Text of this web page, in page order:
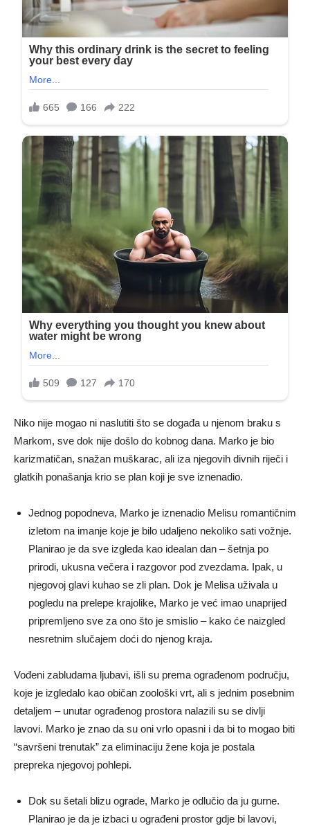
Niko nije mogao ni naslutiti što se događa u njenom braku s
Markom, sve dok nije došlo do kobnog dana. Marko je bio
karizmatičan, snažan muškarac, ali iza njegovih divnih riječi i
glatkih ponašanja krio se plan koji je sve iznenadio.
Jednog popodneva, Marko je iznenadio Melisu romantičnim
izletom na imanje koje je bilo udaljeno nekoliko sati vožnje.
Planirao je da sve izgleda kao idealan dan – šetnja po
prirodi, ukusna večera i razgovor pod zvezdama. Ipak, u
njegovoj glavi kuhao se zli plan. Dok je Melisa uživala u
pogledu na prelepe krajolike, Marko je već imao unaprijed
pripremljeno sve za ono što je smislio – kako će naizgled
nesretnim slučajem doći do njenog kraja.
Vođeni zabludama ljubavi, išli su prema ograđenom području,
koje je izgledalo kao običan zoološki vrt, ali s jednim posebnim
detaljem – unutar ograđenog prostora nalazili su se divlji
lavovi. Marko je znao da su oni vrlo opasni i da bi to mogao biti
“savršeni trenutak” za eliminaciju žene koja je postala
prepreka njegovoj pohlepi.
Dok su šetali blizu ograde, Marko je odlučio da ju gurne.
Planirao je da je izbaci u ograđeni prostor gdje bi lavovi,